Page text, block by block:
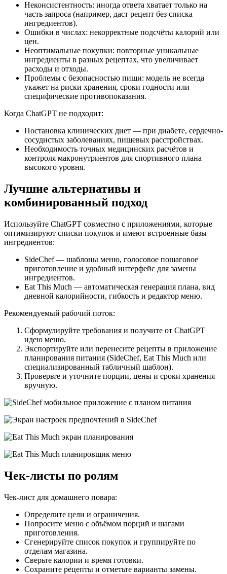
Неконсистентность: иногда ответа хватает только на
часть запроса (например, даст рецепт без списка
ингредиентов).
Ошибки в числах: некорректные подсчёты калорий или
цен.
Неоптимальные покупки: повторные уникальные
ингредиенты в разных рецептах, что увеличивает
расходы и отходы.
Проблемы с безопасностью пищи: модель не всегда
укажет на риски хранения, сроки годности или
специфические противопоказания.
Когда ChatGPT не подходит:
Постановка клинических диет — при диабете, сердечно-
сосудистых заболеваниях, пищевых расстройствах.
Необходимость точных медицинских расчётов и
контроля макронутриентов для спортивного плана
высокого уровня.
Лучшие альтернативы и
комбинированный подход
Используйте ChatGPT совместно с приложениями, которые
оптимизируют списки покупок и имеют встроенные базы
ингредиентов:
SideChef — шаблоны меню, голосовое пошаговое
приготовление и удобный интерфейс для замены
ингредиентов.
Eat This Much — автоматическая генерация плана, вид
дневной калорийности, гибкость и редактор меню.
Рекомендуемый рабочий поток:
Сформулируйте требования и получите от ChatGPT
идею меню.
Экспортируйте или перенесите рецепты в приложение
планирования питания (SideChef, Eat This Much или
специализированный табличный шаблон).
Проверьте и уточните порции, цены и сроки хранения
вручную.
Чек-листы по ролям
Чек-лист для домашнего повара:
Определите цели и ограничения.
Попросите меню с объёмом порций и шагами
приготовления.
Сгенерируйте список покупок и группируйте по
отделам магазина.
Сверьте калории и время готовки.
Сохраните рецепты и отметьте варианты замены.